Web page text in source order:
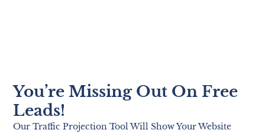
You’re Missing Out On Free
Leads!
Our Traffic Projection Tool Will Show Your Website